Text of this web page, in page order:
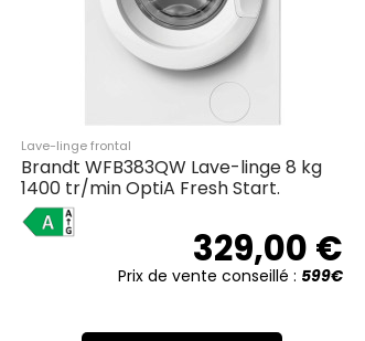
Lave-linge frontal
Brandt WFB383QW Lave-linge 8 kg
1400 tr/min OptiA Fresh Start.
A
329,00 €
Prix de vente conseillé : 599€